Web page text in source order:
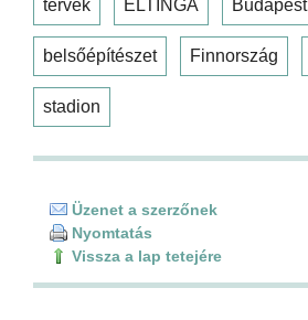
tervek ELTINGA Budapest
belsőépítészet Finnország
stadion
Üzenet a szerzőnek
Nyomtatás
Vissza a lap tetejére